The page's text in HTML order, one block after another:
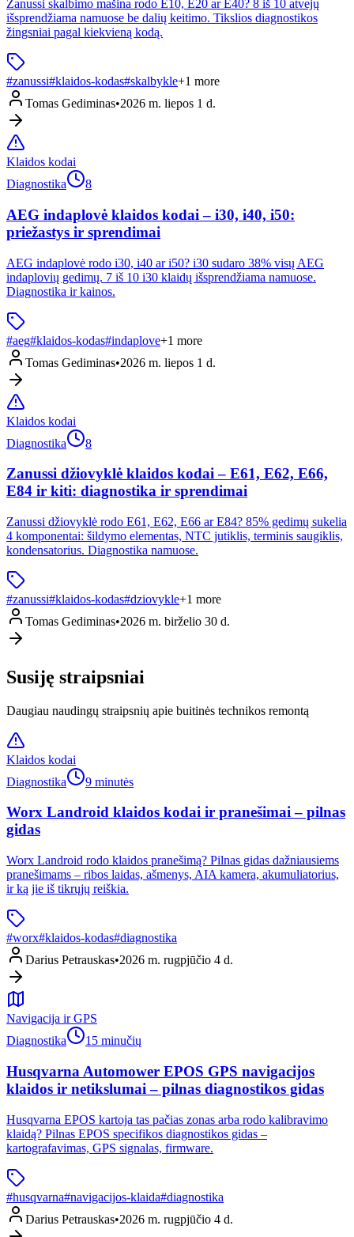
Zanussi skalbimo mašina rodo E10, E20 ar E40? 8 iš 10 atvejų
išsprendžiama namuose be dalių keitimo. Tikslios diagnostikos
žingsniai pagal kiekvieną kodą.
#zanussi#klaidos-kodas#skalbykle+1 more
Tomas Gediminas•2026 m. liepos 1 d.
Klaidos kodai
Diagnostika
8
AEG indaplovė klaidos kodai – i30, i40, i50:
priežastys ir sprendimai
AEG indaplovė rodo i30, i40 ar i50? i30 sudaro 38% visų AEG
indaplovių gedimų. 7 iš 10 i30 klaidų išsprendžiama namuose.
Diagnostika ir kainos.
#aeg#klaidos-kodas#indaplove+1 more
Tomas Gediminas•2026 m. liepos 1 d.
Klaidos kodai
Diagnostika
8
Zanussi džiovyklė klaidos kodai – E61, E62, E66,
E84 ir kiti: diagnostika ir sprendimai
Zanussi džiovyklė rodo E61, E62, E66 ar E84? 85% gedimų sukelia
4 komponentai: šildymo elementas, NTC jutiklis, terminis saugiklis,
kondensatorius. Diagnostika namuose.
#zanussi#klaidos-kodas#dziovykle+1 more
Tomas Gediminas•2026 m. birželio 30 d.
Susiję straipsniai
Daugiau naudingų straipsnių apie buitinės technikos remontą
Klaidos kodai
Diagnostika
9 minutės
Worx Landroid klaidos kodai ir pranešimai – pilnas
gidas
Worx Landroid rodo klaidos pranešimą? Pilnas gidas dažniausiems
pranešimams – ribos laidas, ašmenys, AIA kamera, akumuliatorius,
ir ką jie iš tikrųjų reiškia.
#worx#klaidos-kodas#diagnostika
Darius Petrauskas•2026 m. rugpjūčio 4 d.
Navigacija ir GPS
Diagnostika
15 minučių
Husqvarna Automower EPOS GPS navigacijos
klaidos ir netikslumai – pilnas diagnostikos gidas
Husqvarna EPOS kartoja tas pačias zonas arba rodo kalibravimo
klaidą? Pilnas EPOS specifikos diagnostikos gidas –
kartografavimas, GPS signalas, firmware.
#husqvarna#navigacijos-klaida#diagnostika
Darius Petrauskas•2026 m. rugpjūčio 4 d.